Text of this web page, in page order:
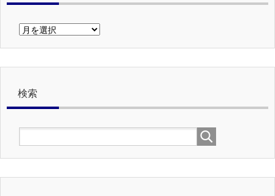
以
の
検索